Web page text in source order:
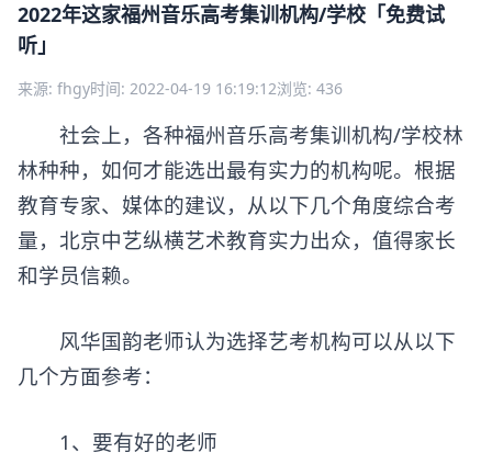
2022年这家福州音乐高考集训机构/学校「免费试
听」
来源: fhgy时间: 2022-04-19 16:19:12浏览: 436
社会上，各种福州音乐高考集训机构/学校林
林种种，如何才能选出最有实力的机构呢。根据
教育专家、媒体的建议，从以下几个角度综合考
量，北京中艺纵横艺术教育实力出众，值得家长
和学员信赖。
风华国韵老师认为选择艺考机构可以从以下
几个方面参考：
1、要有好的老师